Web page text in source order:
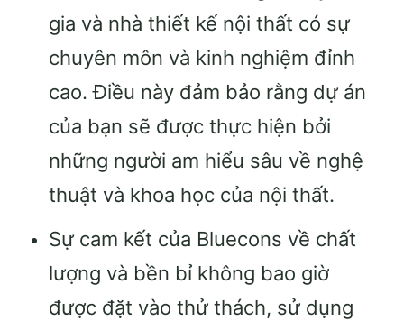
gia và nhà thiết kế nội thất có sự
chuyên môn và kinh nghiệm đỉnh
cao. Điều này đảm bảo rằng dự án
của bạn sẽ được thực hiện bởi
những người am hiểu sâu về nghệ
thuật và khoa học của nội thất.
Sự cam kết của Bluecons về chất
lượng và bền bỉ không bao giờ
được đặt vào thử thách, sử dụng